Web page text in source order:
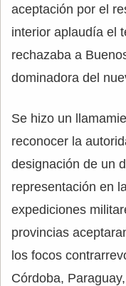
aceptación por el
interior aplaudía el
rechazaba a
dominadora del
Se hizo un
reconocer la
designación de un
representación en
expediciones
provincias
los focos
Córdoba,